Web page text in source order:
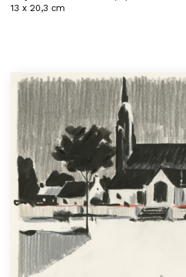
13 x 20,3 cm